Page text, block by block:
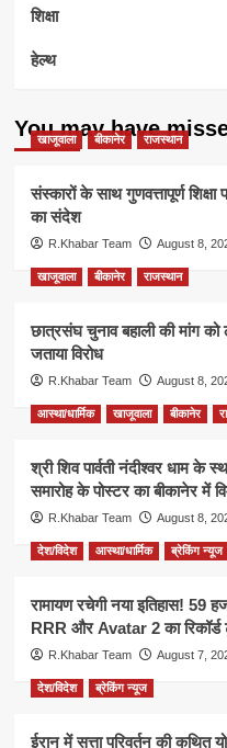
शिक्षा
हेल्थ
You may have
खाजूवाला बीकानेर राजस्थान
संस्कारों के साथ गुणवत्तापूर्ण शिक्षा
का संदेश
R.Khabar Team August 8,
खाजूवाला बीकानेर राजस्थान
छात्रसंघ चुनाव बहाली की मांग
जताया विरोध
R.Khabar Team August 8,
आस्था/धार्मिक खाजूवाला बीकानेर
श्री शिव पार्वती नंदीश्वर धाम के
समारोह के पोस्टर का बीकानेर में
R.Khabar Team August 8,
देश/विदेश आस्था/धार्मिक ब्रेकिंग न्यूज
रामायण रचेगी नया इतिहास! 59
RRR और Avatar 2 का रिकॉर्ड
R.Khabar Team August 7,
देश/विदेश ब्रेकिंग न्यूज
ईरान में सत्ता परिवर्तन की कथित